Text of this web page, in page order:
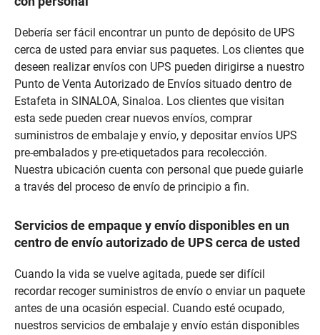
Debería ser fácil encontrar un punto de depósito de UPS
cerca de usted para enviar sus paquetes. Los clientes que
deseen realizar envíos con UPS pueden dirigirse a nuestro
Punto de Venta Autorizado de Envíos situado dentro de
Estafeta in SINALOA, Sinaloa. Los clientes que visitan
esta sede pueden crear nuevos envíos, comprar
suministros de embalaje y envío, y depositar envíos UPS
pre-embalados y pre-etiquetados para recolección.
Nuestra ubicación cuenta con personal que puede guiarle
a través del proceso de envío de principio a fin.
Servicios de empaque y envío disponibles en un
centro de envío autorizado de UPS cerca de usted
Cuando la vida se vuelve agitada, puede ser difícil
recordar recoger suministros de envío o enviar un paquete
antes de una ocasión especial. Cuando esté ocupado,
nuestros servicios de embalaje y envío están disponibles